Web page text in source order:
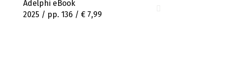
Adelphi eBook
2025 / pp. 136 / € 7,99